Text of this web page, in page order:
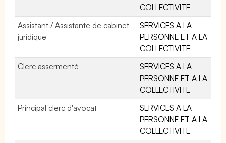
COLLECTIVITE
Assistant / Assistante de cabinet
juridique
SERVICES A LA
PERSONNE ET A LA
COLLECTIVITE
Clerc assermenté
SERVICES A LA
PERSONNE ET A LA
COLLECTIVITE
Principal clerc d'avocat
SERVICES A LA
PERSONNE ET A LA
COLLECTIVITE